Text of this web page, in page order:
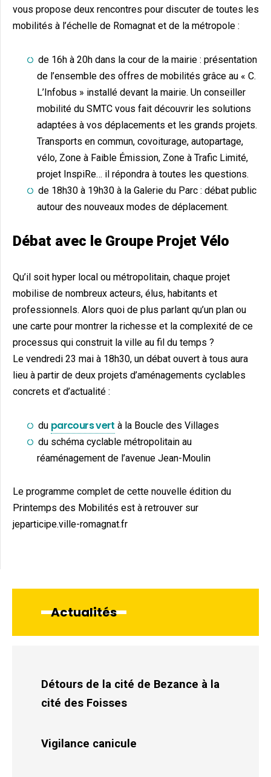
vous propose deux rencontres pour discuter de toutes les
mobilités à l’échelle de Romagnat et de la métropole :
de 16h à 20h dans la cour de la mairie : présentation
de l’ensemble des offres de mobilités grâce au « C.
L’Infobus » installé devant la mairie. Un conseiller
mobilité du SMTC vous fait découvrir les solutions
adaptées à vos déplacements et les grands projets.
Transports en commun, covoiturage, autopartage,
vélo, Zone à Faible Émission, Zone à Trafic Limité,
projet InspiRe… il répondra à toutes les questions.
de 18h30 à 19h30 à la Galerie du Parc : débat public
autour des nouveaux modes de déplacement.
Débat avec le Groupe Projet Vélo
Qu’il soit hyper local ou métropolitain, chaque projet
mobilise de nombreux acteurs, élus, habitants et
professionnels. Alors quoi de plus parlant qu’un plan ou
une carte pour montrer la richesse et la complexité de ce
processus qui construit la ville au fil du temps ?
Le vendredi 23 mai à 18h30, un débat ouvert à tous aura
lieu à partir de deux projets d’aménagements cyclables
concrets et d’actualité :
du parcours vert à la Boucle des Villages
du schéma cyclable métropolitain au
réaménagement de l’avenue Jean-Moulin
Le programme complet de cette nouvelle édition du
Printemps des Mobilités est à retrouver sur
jeparticipe.ville-romagnat.fr
Actualités
Détours de la cité de Bezance à la
cité des Foisses
Vigilance canicule